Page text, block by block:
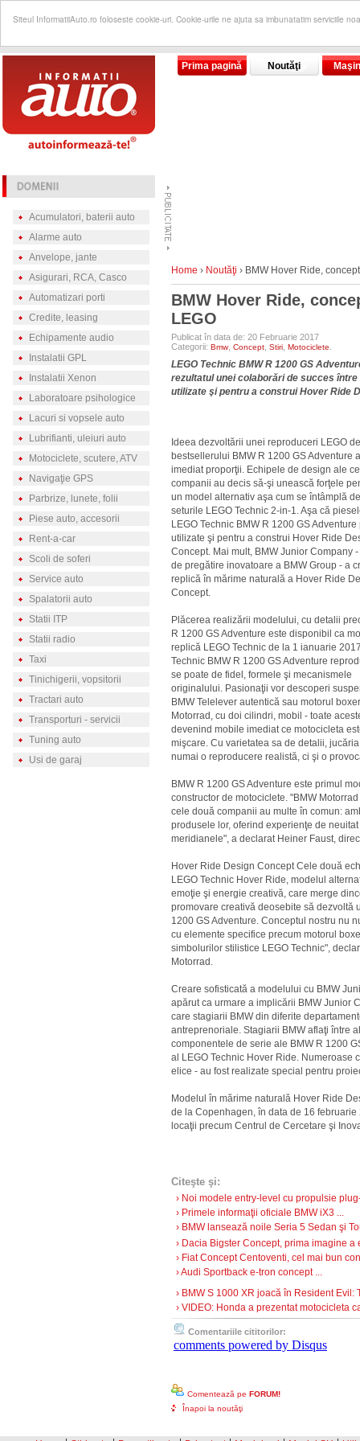
Siteul InformatiiAuto.ro foloseste cookie-uri. Cookie-urile ne ajuta sa imbunatatim serviciile
Prima pagină Noutăţi
Acumulatori, baterii auto
Alarme auto
Anvelope, jante
Asigurari, RCA, Casco
Automatizari porti
Credite, leasing
Echipamente audio
Instalatii GPL
Instalatii Xenon
Laboratoare psihologice
Lacuri si vopsele auto
Lubrifianti, uleiuri auto
Motociclete, scutere, ATV
Navigaţie GPS
Parbrize, lunete, folii
Piese auto, accesorii
Rent-a-car
Scoli de soferi
Service auto
Spalatorii auto
Statii ITP
Statii radio
Taxi
Tinichigerii, vopsitorii
Tractari auto
Transporturi - servicii
Tuning auto
Usi de garaj
Home › Noutăţi › BMW Hover Ride,
BMW Hover Ride,
LEGO
Publicat în data de: 20 Februarie 2017
Categorii: Bmw, Concept Stiri Motociclete
LEGO Technic BMW R 1200 GS
rezultatul unei colaborări de succes între
utilizate şi pentru a construi Hover Ride
Ideea dezvoltării unei reproduceri LEGO
bestsellerului BMW R 1200 GS Adventure
imediat proporţii. Echipele de design ale
companii au decis să-şi unească forţele
un model alternativ aşa cum se întâmplă
seturile LEGO Technic 2-in-1. Aşa că
LEGO Technic BMW R 1200 GS Adventure
utilizate şi pentru a construi Hover Ride
Concept. Mai mult, BMW Junior Company
de pregătire inovatoare a BMW Group - a
replică în mărime naturală a Hover Ride
Concept.
Plăcerea realizării modelului, cu detalii
R 1200 GS Adventure este disponibil ca
replică LEGO Technic de la 1 ianuarie
Technic BMW R 1200 GS Adventure
se poate de fidel, formele şi mecanismele
originalului. Pasionaţii vor descoperi
BMW Telelever autentică sau motorul
Motorrad, cu doi cilindri, mobil - toate
devenind mobile imediat ce motocicleta
mişcare. Cu varietatea sa de detalii,
numai o reproducere realistă, ci şi o
BMW R 1200 GS Adventure este primul
constructor de motociclete. "BMW
cele două companii au multe în comun:
produsele lor, oferind experienţe de
meridianele", a declarat Heiner Faust,
Hover Ride Design Concept Cele două
LEGO Technic Hover Ride, modelul
emoţie şi energie creativă, care merge
promovare creativă deosebite să dezvoltă
1200 GS Adventure. Conceptul nostru nu
cu elemente specifice precum motorul
simbolurilor stilistice LEGO Technic",
Motorrad.
Creare sofisticată a modelului cu BMW
apărut ca urmare a implicării BMW Junior
care stagiarii BMW din diferite
antreprenoriale. Stagiarii BMW aflaţi între
componentele de serie ale BMW R 1200
al LEGO Technic Hover Ride. Numeroase
elice - au fost realizate special pentru
Modelul în mărime naturală Hover Ride
de la Copenhagen, în data de 16
locaţii precum Centrul de Cercetare şi
Citeşte şi:
› Noi modele entry-level cu propulsie
› Primele informaţii oficiale BMW iX3 ...
› BMW lansează noile Seria 5 Sedan şi
› Dacia Bigster Concept, prima imagine a
› Fiat Concept Centoventi, cel mai bun
› Audi Sportback e-tron concept ...
› BMW S 1000 XR joacă în Resident Evil:
› VIDEO: Honda a prezentat motocicleta
Comentariile cititorilor:
comments powered by Disqus
Comentează pe FORUM!
Înapoi la noutăţi